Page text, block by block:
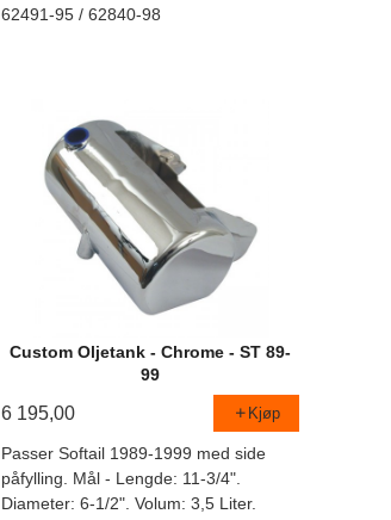
62491-95 / 62840-98
Custom Oljetank - Chrome - ST 89-
99
6 195,00 Kjøp
Passer Softail 1989-1999 med side
påfylling. Mål - Lengde: 11-3/4".
Diameter: 6-1/2". Volum: 3,5 Liter.